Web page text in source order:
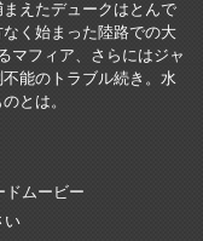
えたデュークはとんで
く始まった陸路での大
マフィア、さらにはジャ
能のトラブル続き。水
とは。
ドムービー
い